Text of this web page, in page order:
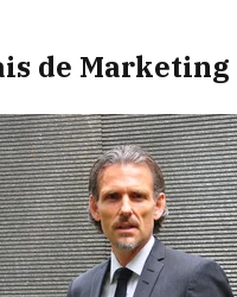
de Marketing